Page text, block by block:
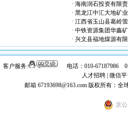
· 海南润石投资有限
· 黑龙江中汇大地矿
· 江西省玉山县葛岭
· 中铁资源集团华鑫
· 兴文县福地煤源有
客户服务:
电话：010-67187986
人才招聘 微信
邮箱 67193698@163.com 版权所有：全
京公